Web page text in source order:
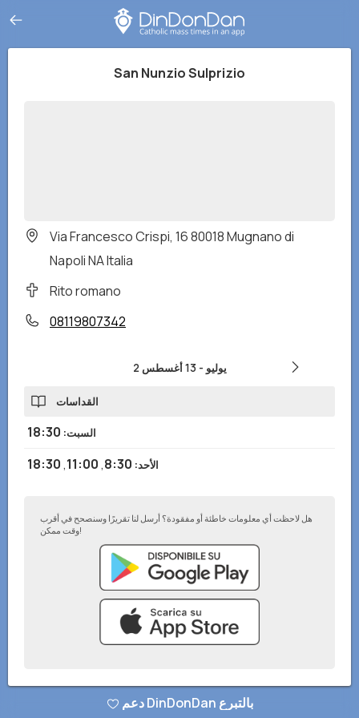
San Nunzio Sulprizio
Via Francesco Crispi, 16 80018 Mugnano di
Napoli NA Italia
Rito romano
08119807342
2 يوليو -13 أغسطس
القداسات
السبت:
18:30
الأحد:
8:30
,
11:00
,
18:30
هل لاحظت أي معلومات خاطئة أو مفقودة؟ أرسل لنا تقريرًا وسنصحح في أقرب
وقت ممكن!
© تطبيق DinDonDan 2026– سياسة الخصوصية–أضف إلى موقعك الإلكتروني
دعم DinDonDan بالتبرع